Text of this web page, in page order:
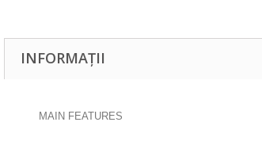
INFORMAȚII
MAIN FEATURES